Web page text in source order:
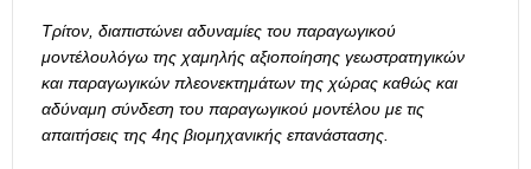
Τρίτον, διαπιστώνει αδυναμίες του παραγωγικού
μοντέλουλόγω της χαμηλής αξιοποίησης γεωστρατηγικών
και παραγωγικών πλεονεκτημάτων της χώρας καθώς και
αδύναμη σύνδεση του παραγωγικού μοντέλου με τις
απαιτήσεις της 4ης βιομηχανικής επανάστασης.